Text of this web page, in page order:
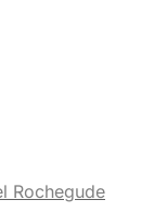
Rochegude